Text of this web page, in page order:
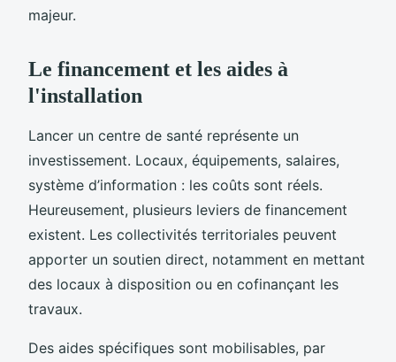
majeur.
Le financement et les aides à
l'installation
Lancer un centre de santé représente un
investissement. Locaux, équipements, salaires,
système d’information : les coûts sont réels.
Heureusement, plusieurs leviers de financement
existent. Les collectivités territoriales peuvent
apporter un soutien direct, notamment en mettant
des locaux à disposition ou en cofinançant les
travaux.
Des aides spécifiques sont mobilisables, par